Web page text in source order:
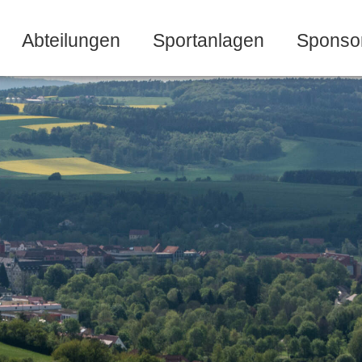
Abteilungen Sportanlagen